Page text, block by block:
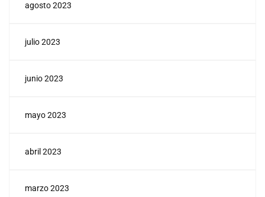
agosto 2023
julio 2023
junio 2023
mayo 2023
abril 2023
marzo 2023